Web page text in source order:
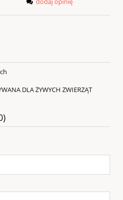
DLA ŻYWYCH ZWIERZĄT